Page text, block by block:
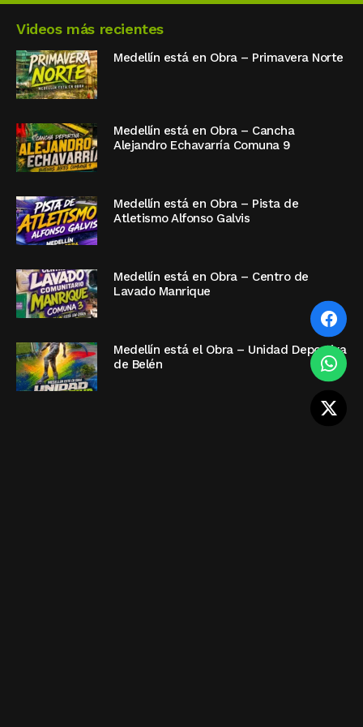
Videos más recientes
Medellín está en Obra – Primavera Norte
Medellín está en Obra – Cancha
Alejandro Echavarría Comuna 9
Medellín está en Obra – Pista de
Atletismo Alfonso Galvis
Medellín está en Obra – Centro de
Lavado Manrique
Medellín está el Obra – Unidad Deportiva
de Belén